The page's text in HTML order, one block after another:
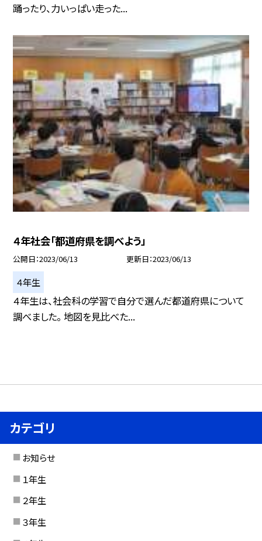
踊ったり、力いっぱい走った...
４年社会「都道府県を調べよう」
公開日 2023/06/13 更新日 2023/06/13
４年生
４年生は、社会科の学習で自分で選んだ都道府県について
調べました。 地図を見比べた...
カテゴリ
お知らせ
１年生
２年生
３年生